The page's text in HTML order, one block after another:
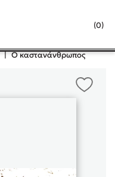
(0)
Κλείσιμο
| Ο καστανάνθρωπος